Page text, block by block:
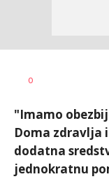
AUTOR
0
"Imamo
Doma zdravlja
dodatna
jednokratnu